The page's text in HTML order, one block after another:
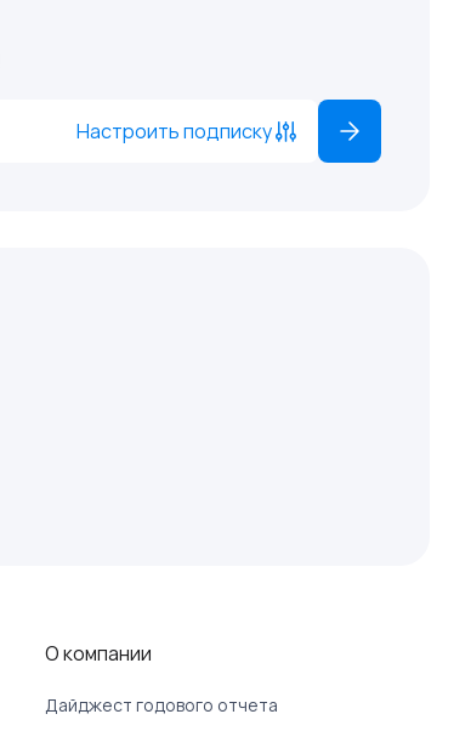
Настроить подписку
О компании
Дайджест годового отчета